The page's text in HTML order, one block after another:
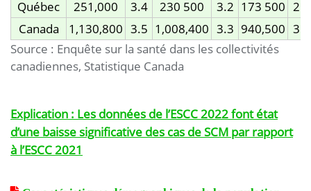
Québec 251,000 3.4 230 500 3.2 173 500 2.5
Canada
1,130,800 3.5 1,008,400 3.3 940,500 3.1
Source : Enquête sur la santé dans les collectivités
canadiennes, Statistique Canada
Explication : Les données de l’ESCC 2022 font état
d’une baisse significative des cas de SCM par rapport
à l’ESCC 2021